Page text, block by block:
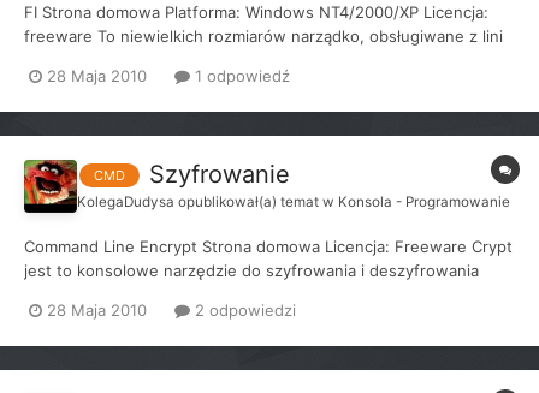
FI Strona domowa Platforma: Windows NT4/2000/XP Licencja:
freeware To niewielkich rozmiarów narządko, obsługiwane z lini
polecenia DIR, posiada wszystkie jego przełączniki. Główną
cechą narzędzia jest możliwość znajdo...
28 Maja 2010 1 odpowiedź
CMD Szyfrowanie
KolegaDudysa opublikował(a) temat w Konsola - Programowanie
Command Line Encrypt Strona domowa Licencja: Freeware Crypt
jest to konsolowe narzędzie do szyfrowania i deszyfrowania
kluczem oraz tryb szyfrowania wiadomości za pomocą szyfru
blokowego Cipher Block Chaining (CBC). Szyf...
28 Maja 2010 2 odpowiedzi